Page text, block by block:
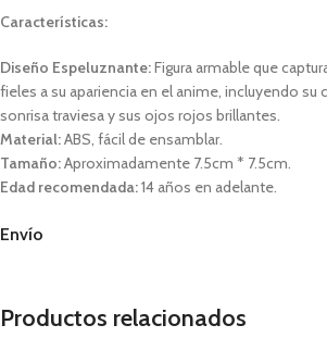
Características:
Diseño Espeluznante:Figura armable que
fieles a su apariencia en el anime, incluyendo su
sonrisa traviesa y sus ojos rojos brillantes.
Material:ABS, fácil de ensamblar.
Tamaño:Aproximadamente 7.5cm * 7.5cm.
Edad recomendada:14 años en adelante.
Envío
Productos relacionados